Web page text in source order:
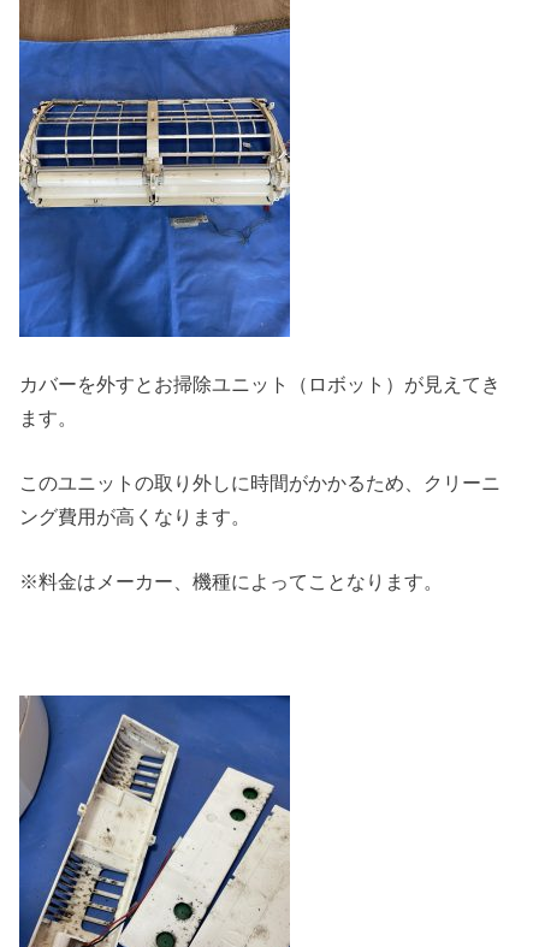
カバーを外すとお掃除ユニット（ロボット）が見えてき
ます。
このユニットの取り外しに時間がかかるため、クリーニ
ング費用が高くなります。
※料金はメーカー、機種によってことなります。